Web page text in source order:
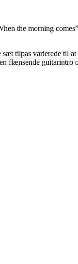
the morning
tilpas varierede til at
flænsende guitarintro